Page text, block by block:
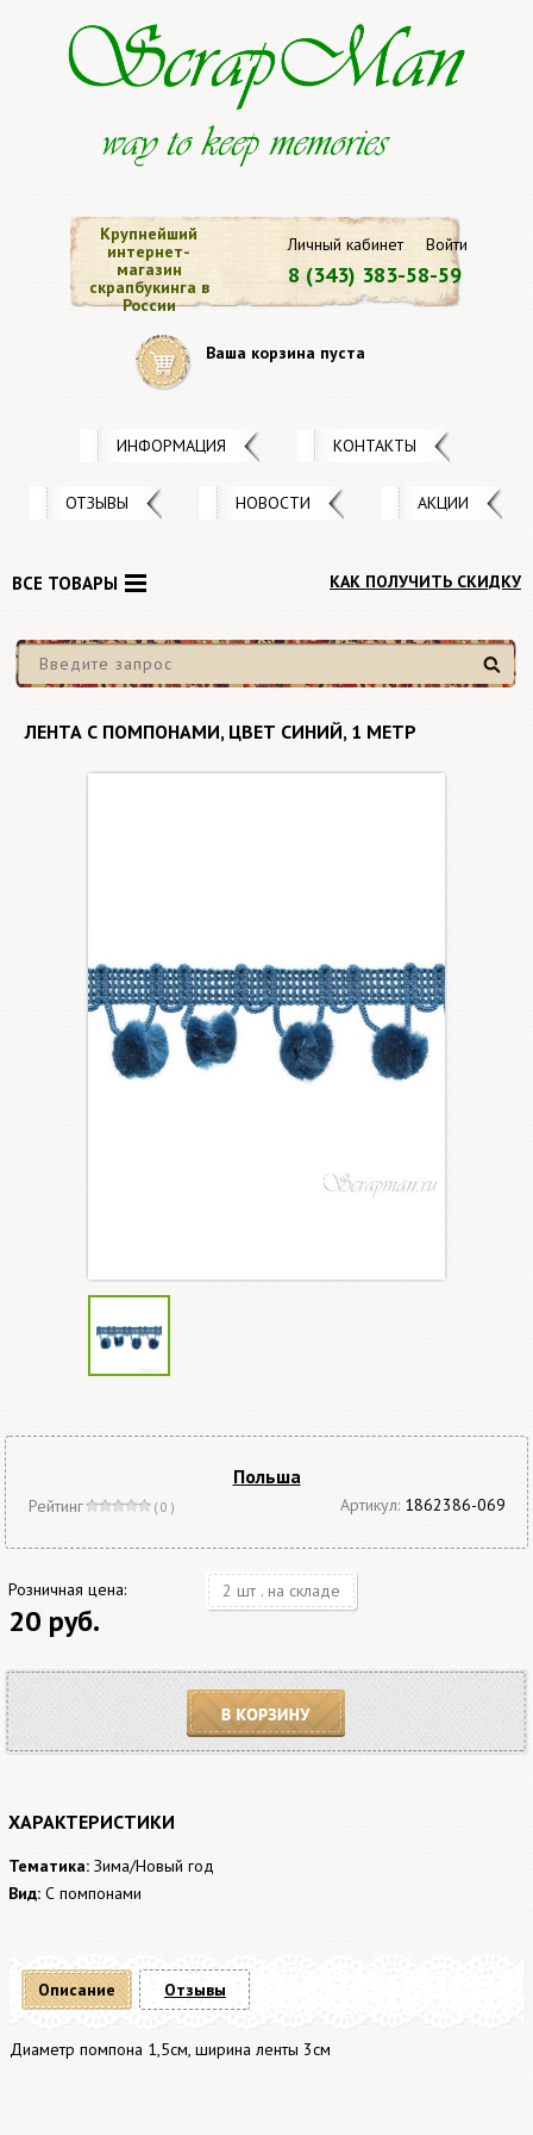
Личный кабинет Войти
8 (343) 383-58-59
Крупнейший
интернет-
магазин
скрапбукинга в
России
Ваша корзина пуста
ИНФОРМАЦИЯ КОНТАКТЫ
ОТЗЫВЫ НОВОСТИ АКЦИИ
КАК ПОЛУЧИТЬ СКИДКУ
Найти
ВСЕ ТОВАРЫ
ЛЕНТА С ПОМПОНАМИ, ЦВЕТ СИНИЙ, 1 МЕТР
Польша
Рейтинг ( 0 ) Артикул: 1862386-069
Розничная цена:
20 руб.
2 шт . на складе
В корзину
ХАРАКТЕРИСТИКИ
Тематика: Зима/Новый год
Вид: С помпонами
Описание
Диаметр помпона 1,5см, ширина ленты 3см
Отзывы